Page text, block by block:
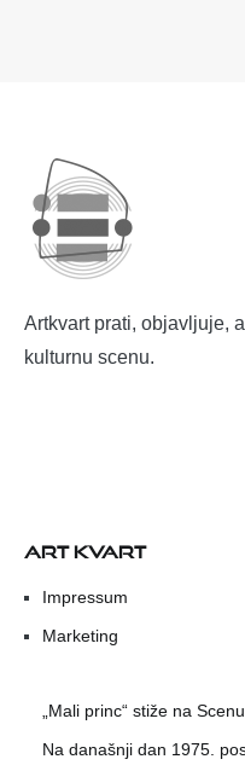
Artkvart prati, objavljuje,
kulturnu scenu.
ART KVART
Impressum
Marketing
„Mali princ“ stiže na
Na današnji dan 1975.